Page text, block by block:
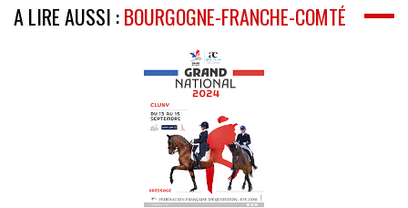
A LIRE AUSSI :BOURGOGNE-FRANCHE-COMTÉ